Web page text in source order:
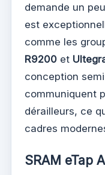
demande un
est
comme les
R9200 et
conception
communiquent
dérailleurs, ce
cadres
SRAM eTap